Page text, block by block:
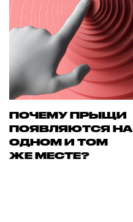
ПОЧЕМУ ПРЫЩИ
ПОЯВЛЯЮТСЯ НА
ОДНОМ И ТОМ
ЖЕ МЕСТЕ?